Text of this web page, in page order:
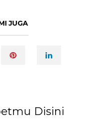
JUGA
Disini